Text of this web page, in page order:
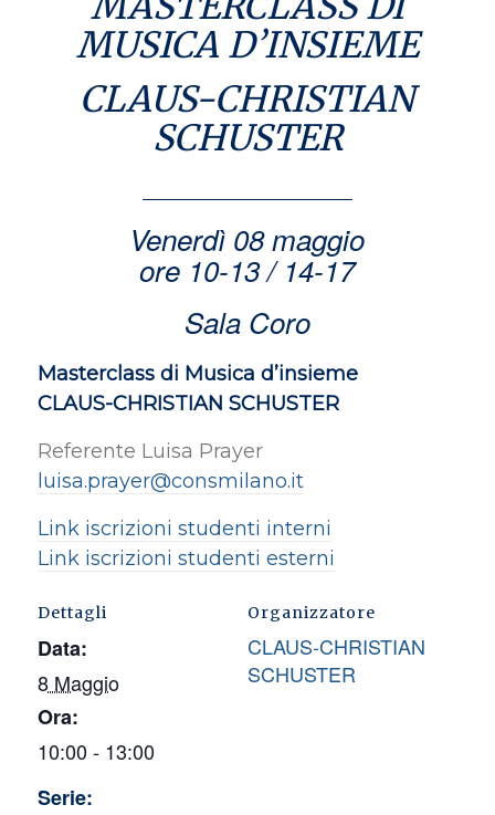
MUSICA D’INSIEME
CLAUS-CHRISTIAN
SCHUSTER
Venerdì 08 maggio
ore 10-13 / 14-17
Sala Coro
Masterclass di Musica d’insieme
CLAUS-CHRISTIAN SCHUSTER
Referente Luisa Prayer
luisa.prayer@consmilano.it
Link iscrizioni studenti interni
Link iscrizioni studenti esterni
Dettagli
Data:
8 Maggio
Ora:
10:00 - 13:00
Serie:
Organizzatore
CLAUS-CHRISTIAN
SCHUSTER